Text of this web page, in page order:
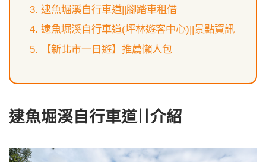
逮魚堀溪自行車道||腳踏車租借
逮魚堀溪自行車道(坪林遊客中心)||景點資訊
【新北市一日遊】推薦懶人包
逮魚堀溪自行車道||介紹